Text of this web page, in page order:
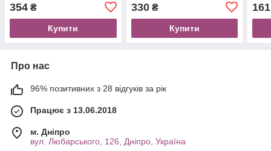
354 ₴
Купити
330₴
Купити
161
Про нас
96% позитивних з 28 відгуків за рік
Працює з 13.06.2018
м. Дніпро
вул. Любарського, 126, Дніпро, Україна